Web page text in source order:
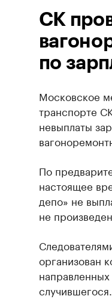
СК
по
Московское
транспорте
невыплаты
По
настоящее
депо» не
не
организован
случившегося.